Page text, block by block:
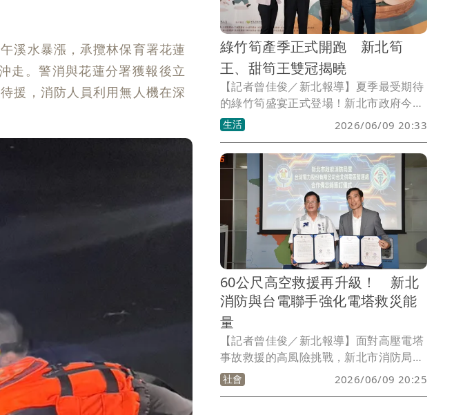
溪水暴漲，承攬林保育署花蓮
走。警消與花蓮分署獲報後立
援，消防人員利用無人機在深
綠竹筍產季正式開跑 新北筍
王、甜筍王雙冠揭曉
【記者曾佳俊／新北報導】夏季最受期待
的綠竹筍盛宴正式登場！新北市政府今
（9）日舉辦「2026新北筍王爭霸戰暨綠
竹筍產季開跑記者會」，集結全市16個行
政區、100位頂尖筍農同場較勁，爭奪年
度最高榮譽「新北筍王」。經過外觀、色
澤、柔嫩度及糖度等多項嚴格評比後，最
終由三峽區農友陳國隆脫穎而出奪下冠
軍，而「甜筍王」則由五股區農友鄭義信
摘下殊榮，展現新北綠竹筍的頂級品質。
生活 2026/06/09 20:33
60公尺高空救援再升級！ 新北
消防與台電聯手強化電塔救災能
量
【記者曾佳俊／新北報導】面對高壓電塔
事故救援的高風險挑戰，新北市消防局再
添救災新利器！消防局今（9）日下午與
台灣電力公司台北供電區營運處正式簽署
社會 2026/06/09 20:25